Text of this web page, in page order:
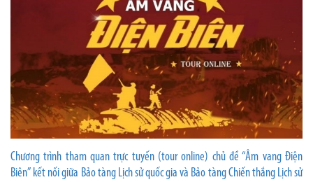
Chương trình tham quan trực tuyến (tour online) chủ đề “Âm vang Điện
Biên” kết nối giữa Bảo tàng Lịch sử quốc gia và Bảo tàng Chiến thắng Lịch sử